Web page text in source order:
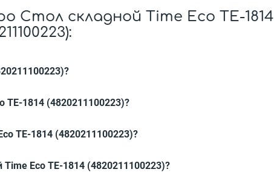
Стол складной Time Eco ТЕ-1814
ТЕ-1814 (4820211100223)?
ТЕ-1814 (4820211100223)?
Time Eco ТЕ-1814 (4820211100223)?